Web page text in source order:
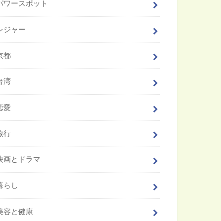
ワースポット
ジャー
都
湾
愛
行
画とドラマ
らし
容と健康